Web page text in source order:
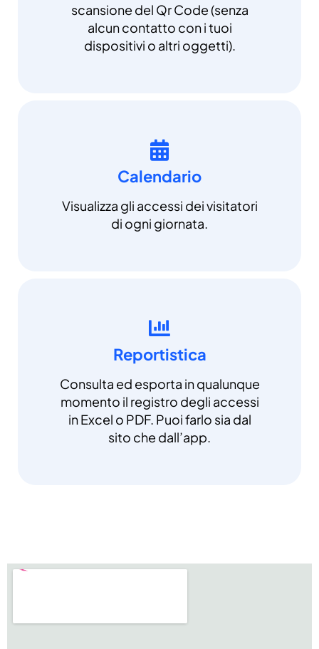
scansione del Qr Code (senza
alcun contatto con i tuoi
dispositivi o altri oggetti).
Calendario
Visualizza gli accessi dei visitatori
di ogni giornata.
Reportistica
Consulta ed esporta in qualunque
momento il registro degli accessi
in Excel o PDF. Puoi farlo sia dal
sito che dall’app.